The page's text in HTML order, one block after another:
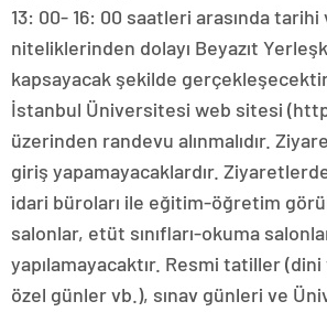
13: 00- 16: 00 saatleri arasında
niteliklerinden dolayı Beyazıt
kapsayacak şekilde
İstanbul Üniversitesi web sitesi
üzerinden randevu alınmalıdır.
giriş yapamayacaklardır.
idari büroları ile eğitim-öğretim
salonlar, etüt sınıfları-okuma
yapılamayacaktır. Resmi tatiller
özel günler vb.), sınav günleri ve